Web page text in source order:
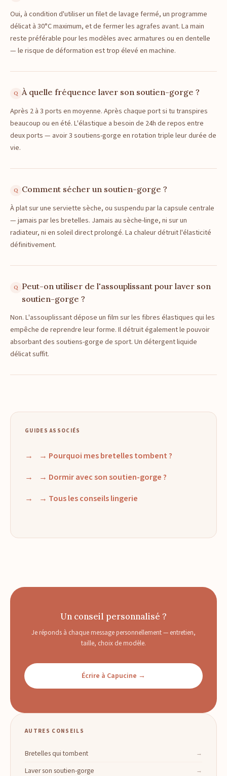
Oui, à condition d'utiliser un filet de lavage fermé, un programme
délicat à 30°C maximum, et de fermer les agrafes avant. La main
reste préférable pour les modèles avec armatures ou en dentelle
— le risque de déformation est trop élevé en machine.
À quelle fréquence laver son soutien-gorge ?
Après 2 à 3 ports en moyenne. Après chaque port si tu transpires
beaucoup ou en été. L'élastique a besoin de 24h de repos entre
deux ports — avoir 3 soutiens-gorge en rotation triple leur durée de
vie.
Comment sécher un soutien-gorge ?
À plat sur une serviette sèche, ou suspendu par la capsule centrale
— jamais par les bretelles. Jamais au sèche-linge, ni sur un
radiateur, ni en soleil direct prolongé. La chaleur détruit l'élasticité
définitivement.
Peut-on utiliser de l'assouplissant pour laver son
soutien-gorge ?
Non. L'assouplissant dépose un film sur les fibres élastiques qui les
empêche de reprendre leur forme. Il détruit également le pouvoir
absorbant des soutiens-gorge de sport. Un détergent liquide
délicat suffit.
GUIDES ASSOCIÉS
→ Pourquoi mes bretelles tombent ?
→ Dormir avec son soutien-gorge ?
→ Tous les conseils lingerie
Un conseil personnalisé ?
Je réponds à chaque message personnellement — entretien,
taille, choix de modèle.
Écrire à Capucine →
AUTRES CONSEILS
Bretelles qui tombent
Laver son soutien-gorge